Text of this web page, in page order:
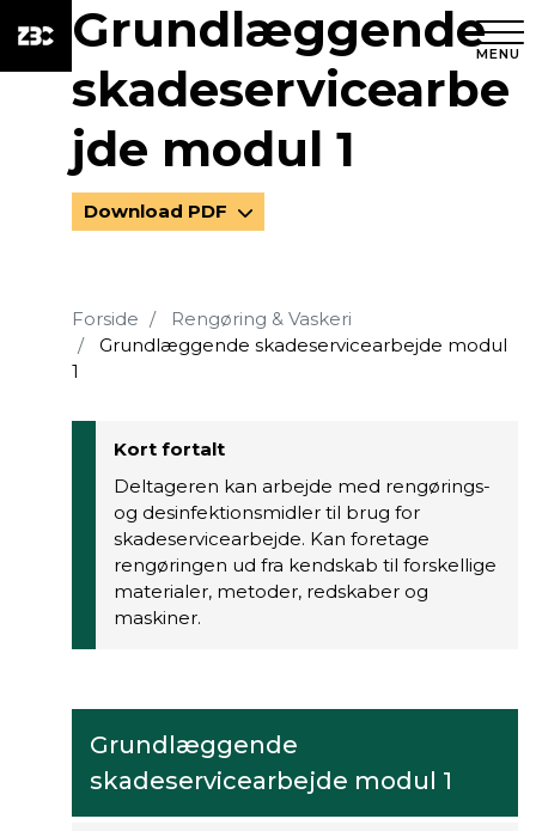
MENU
Grundlæggende
skadeservicearbe
jde modul 1
Download PDF
Forside
Rengøring & Vaskeri
Grundlæggende skadeservicearbejde modul
1
Kort fortalt
Deltageren kan arbejde med rengørings-
og desinfektionsmidler til brug for
skadeservicearbejde. Kan foretage
rengøringen ud fra kendskab til forskellige
materialer, metoder, redskaber og
maskiner.
Grundlæggende
skadeservicearbejde modul 1